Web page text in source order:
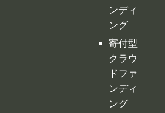
クラウ
ドファ
ンディ
ング
ふるさ
と納税
型クラ